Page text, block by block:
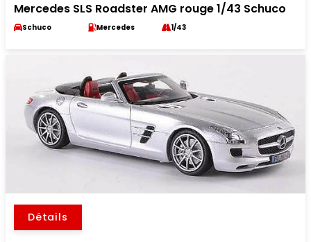
Mercedes SLS Roadster AMG rouge 1/43 Schuco
Schuco Mercedes 1/43
Détails